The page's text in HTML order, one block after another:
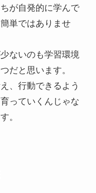
が自発的に学んで
単ではありませ
ないのも学習環境
だと思います。
、行動できるよう
っていくんじゃな
。